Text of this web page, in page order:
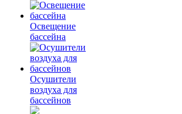
Освещение
бассейна
Осушители
воздуха для
бассейнов